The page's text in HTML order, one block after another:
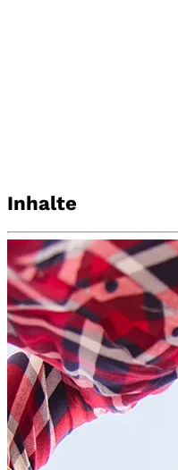
Inhalte